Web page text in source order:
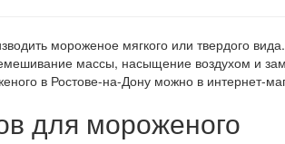
мороженое мягкого или твердого
массы, насыщение воздухом и
в Ростове-на-Дону можно в интернет-
для мороженого